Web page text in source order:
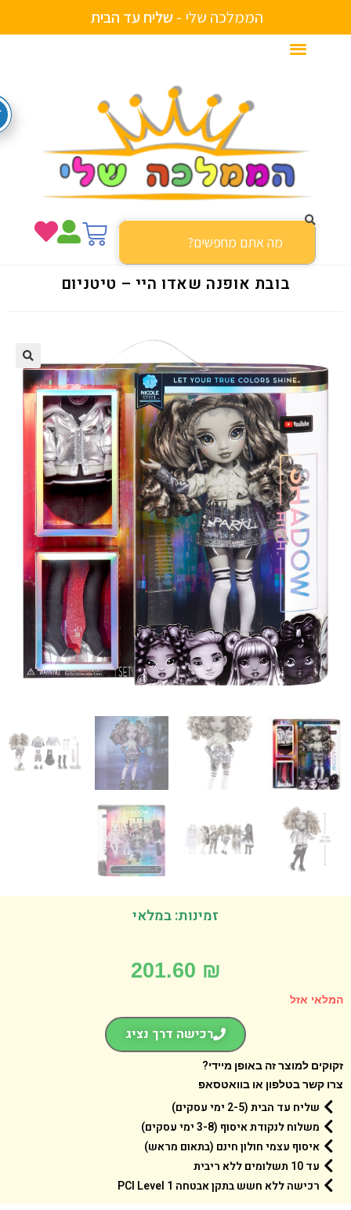
הממלכה שלי -ש לי חעד הבי ת
בובת אופנה שאדו היי – טיטניום
זמינות: במלאי
201.60
אזל
רכישה דרך נציג
למוצר זה באופן מיידי?
קשר בטלפון או בוואטסאפ
שליח עד הבית (2-5 ימי עסקים)
משלוח לנקודת איסוף (3-8 ימי עסקים)
איסוף עצמי חולון חינם (בתאום מראש)
עד 10 תשלומים ללא ריבית
רכישה ללא חשש בתקן אבטחה 1 PCI Level